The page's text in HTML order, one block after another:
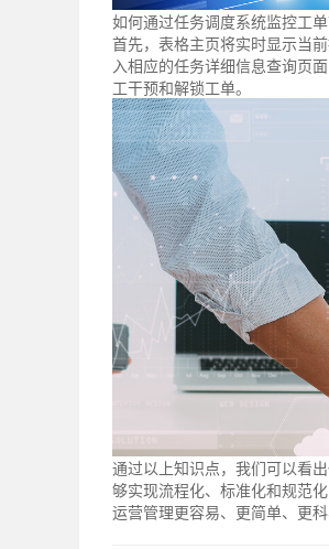
如何通过任务调度系统监控工单
首先，表格主页将实时显示当
入相应的任务详细信息查询页
工干预和解锁工单。
通过以上知识点，我们可以看
够实现流程化、标准化和规范
运营管理更容易、更简单、更科